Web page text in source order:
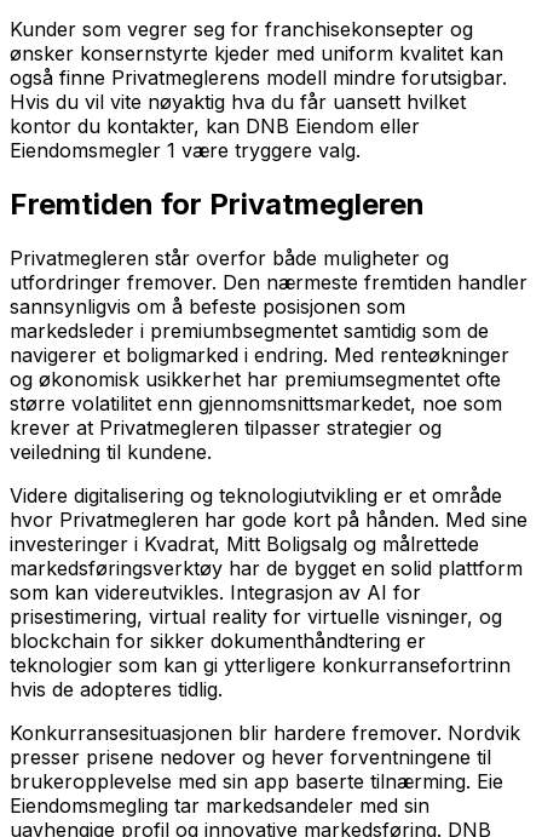
Kunder som vegrer seg for franchisekonsepter og
ønsker konsernstyrte kjeder med uniform kvalitet kan
også finne Privatmeglerens modell mindre forutsigbar.
Hvis du vil vite nøyaktig hva du får uansett hvilket
kontor du kontakter, kan DNB Eiendom eller
Eiendomsmegler 1 være tryggere valg.
Fremtiden for Privatmegleren
Privatmegleren står overfor både muligheter og
utfordringer fremover. Den nærmeste fremtiden handler
sannsynligvis om å befeste posisjonen som
markedsleder i premiumbsegmentet samtidig som de
navigerer et boligmarked i endring. Med renteøkninger
og økonomisk usikkerhet har premiumsegmentet ofte
større volatilitet enn gjennomsnittsmarkedet, noe som
krever at Privatmegleren tilpasser strategier og
veiledning til kundene.
Videre digitalisering og teknologiutvikling er et område
hvor Privatmegleren har gode kort på hånden. Med sine
investeringer i Kvadrat, Mitt Boligsalg og målrettede
markedsføringsverktøy har de bygget en solid plattform
som kan videreutvikles. Integrasjon av AI for
prisestimering, virtual reality for virtuelle visninger, og
blockchain for sikker dokumenthåndtering er
teknologier som kan gi ytterligere konkurransefortrinn
hvis de adopteres tidlig.
Konkurransesituasjonen blir hardere fremover. Nordvik
presser prisene nedover og hever forventningene til
brukeropplevelse med sin app baserte tilnærming. Eie
Eiendomsmegling tar markedsandeler med sin
uavhengige profil og innovative markedsføring. DNB